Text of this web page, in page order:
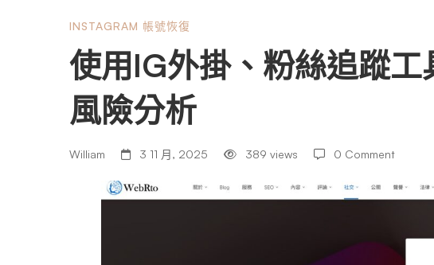
絲
追
蹤
工
INSTAGRAM 帳號恢復
使用IG外掛、粉絲追蹤工
風險分析
William 3 11 月, 2025 389 views 0 Comment